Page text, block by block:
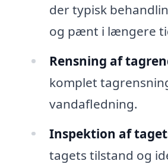
der typisk
og pænt i længere
Rensning af
komplet
vandafledning.
Inspektion af
tagets tilstand og